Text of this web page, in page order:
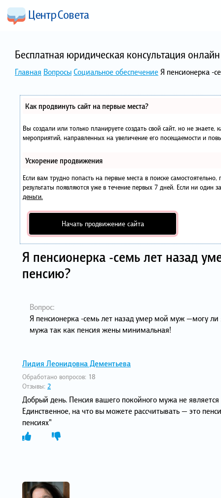
Бесплатная юридическая консультация
Главная ВопросыСоциальное обеспечение Я пенсионерка -
Как продвинуть сайт на первые места?
Вы создали или только планируете создать свой сайт, но не
мероприятий, направленных на увеличение его посещаемости и
Ускорение продвижения
Если вам трудно попасть на первые места в поиске
результаты появляются уже в течение первых 7 дней. Если ни один
деньги.
Начать продвижение сайта
Я пенсионерка -семь лет назад
пенсию?
Вопрос:
Я пенсионерка -семь лет назад умер мой муж —могу
мужа так как пенсия жены минимальная!
Лидия Леонидовна Дементьева
Обработано вопросов: 18
Отзывы: 2
Добрый день. Пенсия вашего покойного мужа не
Единственное, на что вы можете рассчитывать — это
пенсиях"